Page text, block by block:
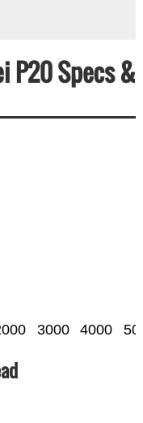
P20 Specs &
3000 4000